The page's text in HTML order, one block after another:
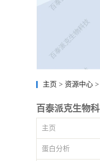
主页 > 资源中心 >
百泰派克生物
主页
蛋白分析